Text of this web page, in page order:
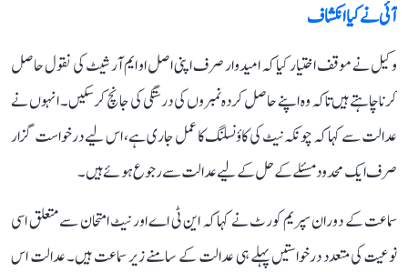
آئی نے کیا انکشاف
وکیل نے موقف اختیار کیا کہ امیدوار صرف اپنی اصل او ایم آر شیٹ کی نقول حاصل
کرنا چاہتے ہیں تاکہ وہ اپنے حاصل کردہ نمبروں کی درستگی کی جانچ کر سکیں۔ انہوں نے
عدالت سے کہا کہ چونکہ نیٹ کی کاؤنسلنگ کا عمل جاری ہے، اس لیے درخواست گزار
صرف ایک محدود مسئلے کے حل کے لیے عدالت سے رجوع ہوئے ہیں۔
سماعت کے دوران سپریم کورٹ نے کہا کہ این ٹی اے اور نیٹ امتحان سے متعلق اسی
نوعیت کی متعدد درخواستیں پہلے ہی عدالت کے سامنے زیر سماعت ہیں۔ عدالت اس